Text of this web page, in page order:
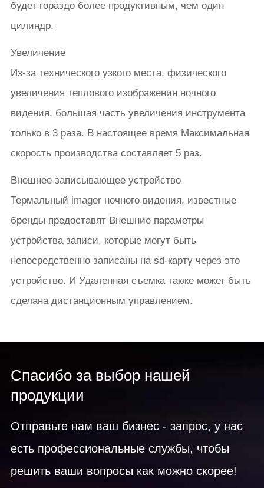
будет гораздо более продуктивным, чем один
цилиндр.
Увеличение
Из-за технического узкого места, физического
увеличения теплового изображения ночного
видения, большая часть увеличения инструмента
только в 3 раза. В настоящее время Максимальная
скорость производства составляет 5 раз.
Внешнее записывающее устройство
Термальный imager ночного видения, известные
бренды предоставят Внешние параметры
устройства записи, которые могут быть
непосредственно записаны на sd-карту через это
устройство. И Удаленная съемка также может быть
сделана дистанционным управлением.
Спасибо за выбор нашей
продукции
Отправьте нам ваш бизнес - запрос, у нас
есть профессиональные службы, чтобы
решить ваши вопросы как можно скорее!